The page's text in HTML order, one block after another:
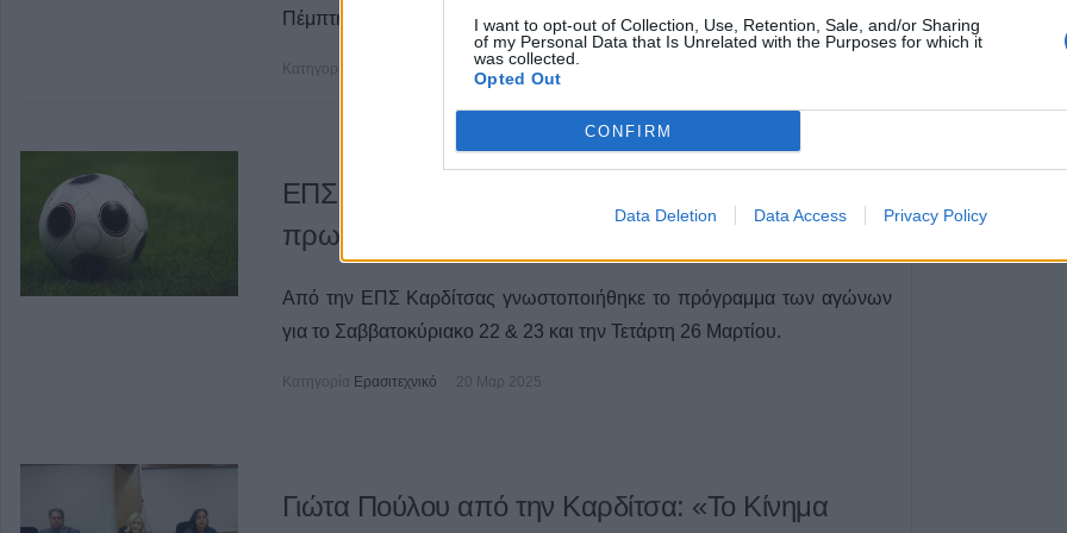
I want to opt-out of Collection, Use, Retention, Sale, and/or Sharing
of my Personal Data that Is Unrelated with the Purposes for which it
was collected.
Opted Out
CONFIRM
Data Deletion Data Access Privacy Policy
Πέμπτης 20 Μαρτίου, σε αίθουσα της Βουλής.
Κατηγορία Τοπική Επικαιρότητα 20 Μαρ 2025
ΕΠΣ Καρδίτσας: Το πρόγραμμα των
πρωταθλημάτων για 22, 23 & 26 Μαρτίου
Από την ΕΠΣ Καρδίτσας γνωστοποιήθηκε το πρόγραμμα των αγώνων
για το Σαββατοκύριακο 22 & 23 και την Τετάρτη 26 Μαρτίου.
Κατηγορία Ερασιτεχνικό 20 Μαρ 2025
Γιώτα Πούλου από την Καρδίτσα: «Το Κίνημα
Το Σάββατο 8
της Βάιας
Στο 3,4% ο
ΕΛΣΤΑΤ
της